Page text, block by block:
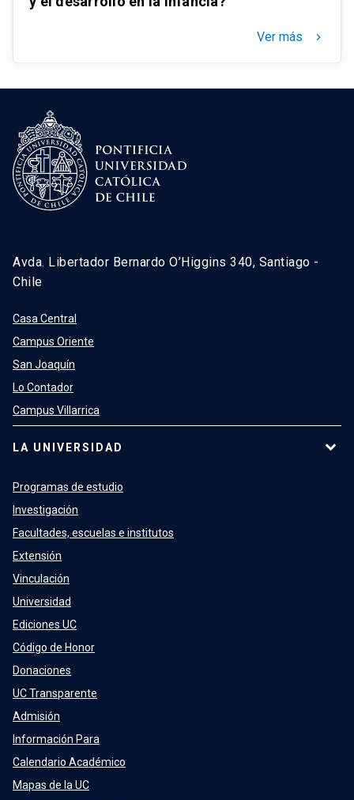
Ver más keyboard_arrow_right
Avda. Libertador Bernardo O’Higgins 340, Santiago -
Chile
Casa Central
Campus Oriente
San Joaquín
Lo Contador
Campus Villarrica
LA UNIVERSIDAD
Programas de estudio
Investigación
Facultades, escuelas e institutos
Extensión
Vinculación
Universidad
Ediciones UC
Código de Honor
Donaciones
UC Transparente
Admisión
Información Para
Calendario Académico
Mapas de la UC